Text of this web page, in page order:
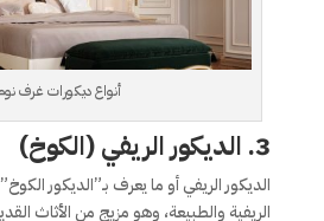
أنواع ديكورات غرف
3. الديكور الريفي (الكوخ)
الديكور الريفي أو ما يعرف بـ”الديكور
الريفية والطبيعة، وهو مزيج من الأثاث